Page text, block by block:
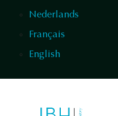
Nederlands
Français
English